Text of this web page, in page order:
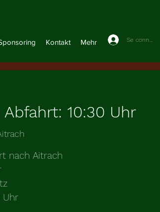
Se connecter
Kontakt Mehr
10:30 Uhr
nach Aitrach
Uhr